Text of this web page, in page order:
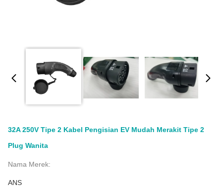
32A 250V Tipe 2 Kabel Pengisian EV Mudah Merakit Tipe 2
Plug Wanita
Nama Merek:
ANS